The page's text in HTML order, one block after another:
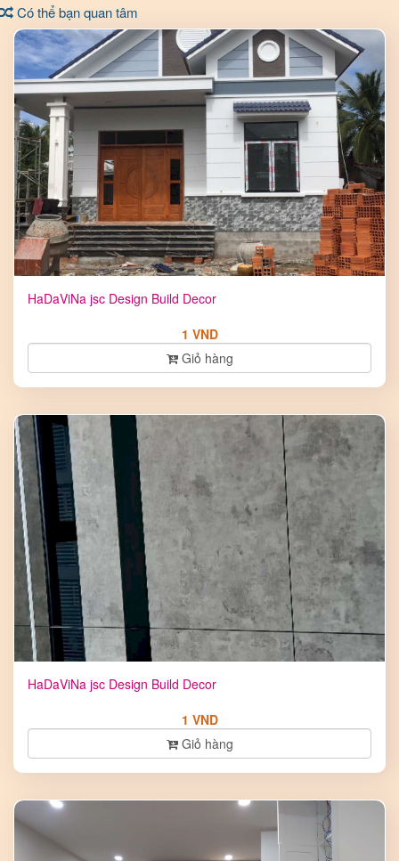
Có thể bạn quan tâm
HaDaViNa jsc Design Build Decor
1 VND
Giỏ hàng
HaDaViNa jsc Design Build Decor
1 VND
Giỏ hàng